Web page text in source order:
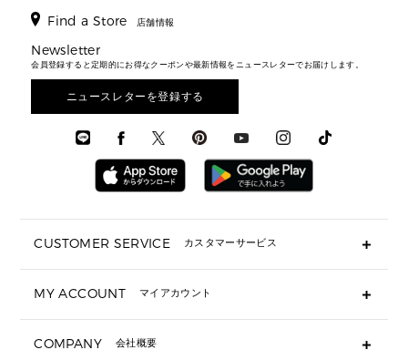
ウェア
アクセサリー
アクセサリー
メンズ バッグ
メンズ 財布・小物
メンズ シューズ
メンズ ウェア
メンズ 時計・その他
▶ メンズすべて
メンズ財布・小物
メンズアクセサリー
メンズウェア
トラベル
3 IN 1 / 2 IN 1 バッグ
▶ メンズすべて
▶ メンズすべて
▶ メンズすべて
▶ メンズすべて
▶ バッグすべて
通勤・通学アイテム
3 IN 1 バッグ
ミニ財布・フラグメントケース
▶ 小物すべて
定期ケース・カードケース・名刺入れ
財布・小物
時計・ジュエリー
アクセサリー
エディターレビュー
Find a Store 店舗情報
Newsletter
会員登録すると定期的にお得なクーポンや最新情報をニュースレターでお届けします。
ニュースレターを登録する
CUSTOMER SERVICE カスタマーサービス
ギフト用にラッピングができますか？
ショッピングバッグを購入商品分送ってもらえますか？
注文後に完了メールが受信できないのですが？
MY ACCOUNT マイアカウント
COMPANY 会社概要